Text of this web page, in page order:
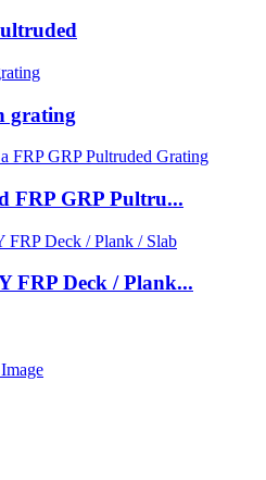
grating
FRP GRP Pultru...
FRP Deck / Plank...